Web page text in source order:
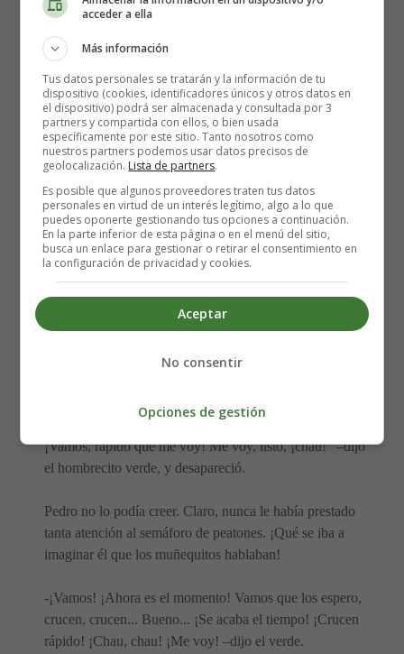
el muñequito.
Pedro abrió los ojos grandes como dos huevos...
“¡No lo puedo creer! ¡¡Me habla!! No, ya sé -pensó-,
alguien me está haciendo una broma.” Miró para todos
lados pero no había nadie por allí, solo él y el hombrecito
rojo del semáforo.
-Vamos, antes de que venga el verde cuéntame algo,
Pedro –replicó el hombrecito rojo.
-¿Realmente me estás hablando a mí? –dijo Pedro.
-Sí. Ay, me voy, me voy, ¡chau, chau! –y titiló hasta que
todos! ¡Vamos, rápido! ¡Hey! ¿Y tu no cruzas, Pedro?
¡Vamos, rápido que me voy! Me voy, listo, ¡chau!” –dijo
el hombrecito verde, y desapareció.
Pedro no lo podía creer. Claro, nunca le había prestado
tanta atención al semáforo de peatones. ¡Qué se iba a
imaginar él que los muñequitos hablaban!
-¡Vamos! ¡Ahora es el momento! Vamos que los espero,
crucen, crucen... Bueno... ¡Se acaba el tiempo! ¡Crucen
rápido! ¡Chau, chau! ¡Me voy! –dijo el verde.
acceder a ella
Más información
Tus datos personales se tratarán y la información de tu
dispositivo (cookies, identificadores únicos y otros datos en
el dispositivo) podrá ser almacenada y consultada por 3
partners y compartida con ellos, o bien usada
específicamente por este sitio. Tanto nosotros como
nuestros partners podemos usar datos precisos de
geolocalización. Lista de partners.
Es posible que algunos proveedores traten tus datos
personales en virtud de un interés legítimo, algo a lo que
puedes oponerte gestionando tus opciones a continuación.
En la parte inferior de esta página o en el menú del sitio,
busca un enlace para gestionar o retirar el consentimiento en
la configuración de privacidad y cookies.
Aceptar
No consentir
Opciones de gestión